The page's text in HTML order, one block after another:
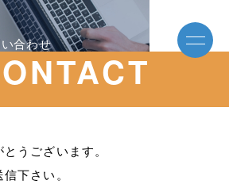
合わせ
うございます。
下さい。